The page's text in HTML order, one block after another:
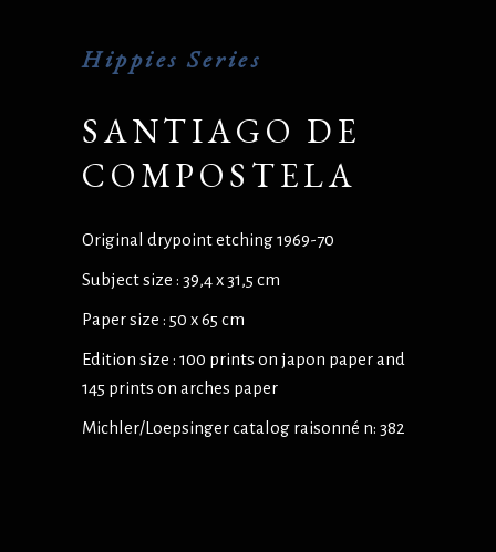
Hippies Series
SANTIAGO DE
COMPOSTELA
Original drypoint etching 1969-70
Subject size : 39,4 x 31,5 cm
Paper size : 50 x 65 cm
Edition size : 100 prints on japon paper and
145 prints on arches paper
Michler/Loepsinger catalog raisonné n: 382